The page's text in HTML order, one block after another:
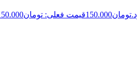
تومان150.000قیمت فعلی: تومان150.000.